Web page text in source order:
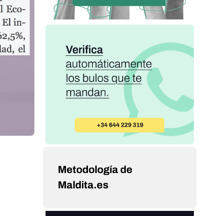
Metodología de
Maldita.es